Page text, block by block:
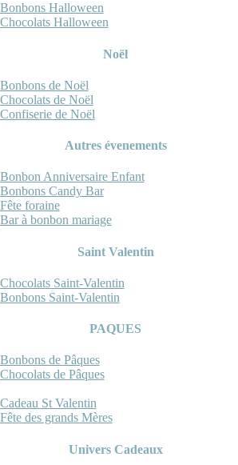
Bonbons Halloween
Chocolats Halloween
Noël
Bonbons de Noël
Chocolats de Noël
Confiserie de Noël
Autres évenements
Bonbon Anniversaire Enfant
Bonbons Candy Bar
Fête foraine
Bar à bonbon mariage
Saint Valentin
Chocolats Saint-Valentin
Bonbons Saint-Valentin
PAQUES
Bonbons de Pâques
Chocolats de Pâques
Cadeau St Valentin
Fête des grands Mères
Univers Cadeaux